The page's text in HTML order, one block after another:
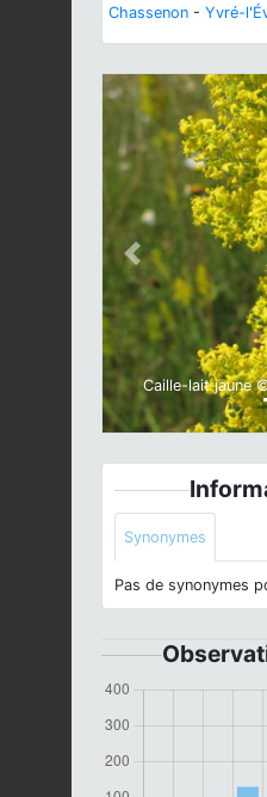
Chassenon - Yvré-
Caille-lait jaune
Previous
Synonymes
Pas de synonymes